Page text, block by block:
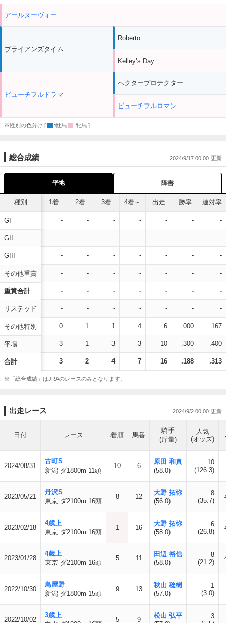
アールヌーヴォー
ブライアンズタイム
ビューチフルドラマ
Roberto
Kelley’s Day
ヘクタープロテクター
ビューチフルロマン
※性別の色分け [ :牡馬 :牝馬 ]
総合成績 2024/9/17 00:00
平地 障害
種別
GI
GII
GIII
その他重賞
重賞合計
リステッド
その他特別
平場
合計
1着 2着 3着 4着～ 出走 勝率 連対率
- - - - - - -
- - - - - - -
- - - - - - -
- - - - - - -
- - - - - - -
- - - - - - -
0 1 1 4 6 .000 .167
3 1 3 3 10 .300 .400
3 2 4 7 16 .188 .313
※「総合成績」はJRAのレースのみとなります。
出走レース 2024/9/2 00:00
日付 レース 着順 馬番
騎手
(斤量)
人気
(オッズ)
2024/08/31
古町S
新潟 ダ1800m 11頭
10 6
原田 和真
(58.0)
10
(126.3)
2023/05/21
丹沢S
東京 ダ2100m 16頭
8 12
大野 拓弥
(56.0)
8
(35.7)
2023/02/18
4歳上
東京 ダ2100m 16頭
1 16
大野 拓弥
(58.0)
6
(26.8)
2023/01/28
4歳上
東京 ダ2100m 16頭
5 11
田辺 裕信
(58.0)
8
(21.2)
2022/10/30
鳥屋野
新潟 ダ1800m 15頭
9 13
秋山 稔樹
(57.0)
1
(3.0)
2022/10/02
3歳上
5 9
松山 弘平
3